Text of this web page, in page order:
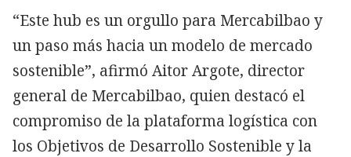
“Este hub es un orgullo para Mercabilbao y
un paso más hacia un modelo de mercado
sostenible”, afirmó Aitor Argote, director
general de Mercabilbao, quien destacó el
compromiso de la plataforma logística con
los Objetivos de Desarrollo Sostenible y la